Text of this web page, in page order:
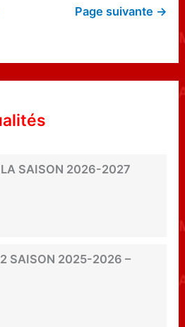
Page suivante →
LA SAISON 2026-2027
2 SAISON 2025-2026 –